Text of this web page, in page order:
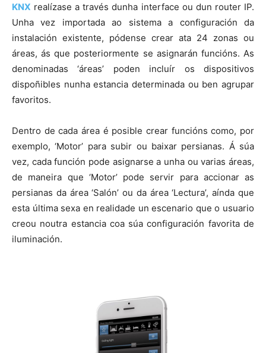
KNX realízase a través dunha interface ou dun router IP.
Unha vez importada ao sistema a configuración da
instalación existente, pódense crear ata 24 zonas ou
áreas, ás que posteriormente se asignarán funcións. As
denominadas ‘áreas’ poden incluír os dispositivos
dispoñibles nunha estancia determinada ou ben agrupar
favoritos.
Dentro de cada área é posible crear funcións como, por
exemplo, ‘Motor’ para subir ou baixar persianas. Á súa
vez, cada función pode asignarse a unha ou varias áreas,
de maneira que ‘Motor’ pode servir para accionar as
persianas da área ‘Salón’ ou da área ‘Lectura’, aínda que
esta última sexa en realidade un escenario que o usuario
creou noutra estancia coa súa configuración favorita de
iluminación.